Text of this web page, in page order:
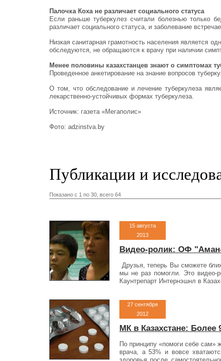
Палочка Коха не различает социального статуса
Если раньше туберкулез считали болезнью только
различает социального статуса, и заболевание
Низкая санитарная грамотность населения является
обследуются, не обращаются к врачу при наличии
Менее половины казахстанцев знают о симптомах
Проведенное анкетирование на знание вопросов
О том, что обследование и лечение туберкулеза
лекарственно-устойчивых формах туберкулеза.
Источник: газета «Мегаполис»
Фото: adzinstva.by
Публикации и
Показано c 1 по 30, всего 64
15 августа
2013
Видео-ролик: ОФ "Аман-
Друзья, теперь Вы сможете
мы не раз помогли. Это видео-
Каунтрепарт Интернэшнл в
27 сентября
2012
МК в Казахстане: Более
По принципу «помоги себе сам»
врача, а 53% и вовсе